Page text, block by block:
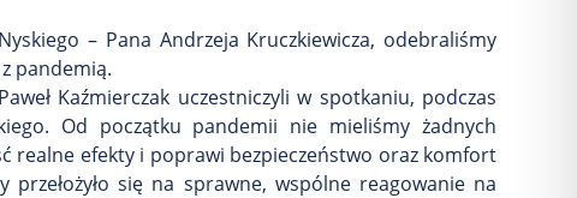
– Pana Andrzeja Kruczkiewicza, odebraliśmy
pandemią.
Kaźmierczak uczestniczyli w spotkaniu, podczas
Od początku pandemii nie mieliśmy żadnych
realne efekty i poprawi bezpieczeństwo oraz komfort
się na sprawne, wspólne reagowanie na